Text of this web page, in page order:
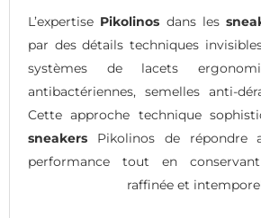
L’expertise Pikolinos dans les
par des détails techniques
systèmes de lacets
antibactériennes, semelles anti-
Cette approche technique
sneakers Pikolinos de répondre
performance tout en
raffinée et